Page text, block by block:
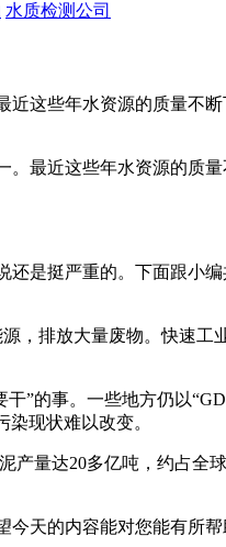
水质检测公司
这些年水资源的质量不
最近这些年水资源的质量
是挺严重的。下面跟小编
排放大量废物。快速工
”的事。一些地方仍以
现状难以改变。
量达20多亿吨，约占全
天的内容能对您能有所帮